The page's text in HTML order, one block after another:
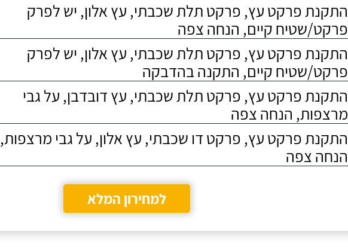
התקנת פרקט עץ, פרקט תלת שכבתי, עץ אלון, יש לפרק
פרקט/שטיח קיים, הנחה צפה
התקנת פרקט עץ, פרקט תלת שכבתי, עץ אלון, יש לפרק
פרקט/שטיח קיים, התקנה בהדבקה
התקנת פרקט עץ, פרקט תלת שכבתי, עץ דובדבן, על גבי
מרצפות, הנחה צפה
התקנת פרקט עץ, פרקט דו שכבתי, עץ אלון, על גבי מרצפות,
הנחה צפה
למחירון המלא